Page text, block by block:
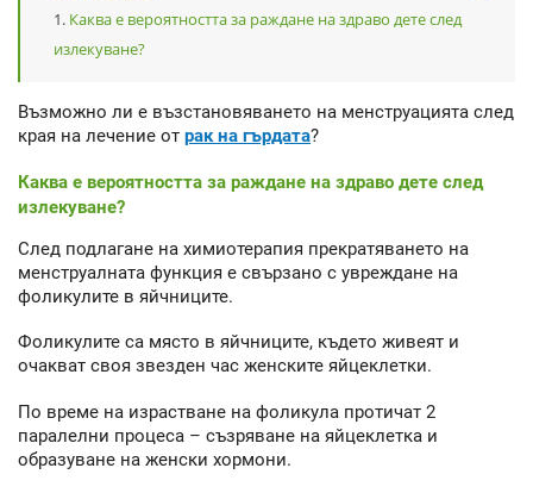
Каква е вероятността за раждане на здраво дете след
излекуване?
Възможно ли е възстановяването на менструацията след
края на лечение от рак на гърдата?
Каква е вероятността за раждане на здраво дете след
излекуване?
След подлагане на химиотерапия прекратяването на
менструалната функция е свързано с увреждане на
фоликулите в яйчниците.
Фоликулите са място в яйчниците, където живеят и
очакват своя звезден час женските яйцеклетки.
По време на израстване на фоликула протичат 2
паралелни процеса – съзряване на яйцеклетка и
образуване на женски хормони.